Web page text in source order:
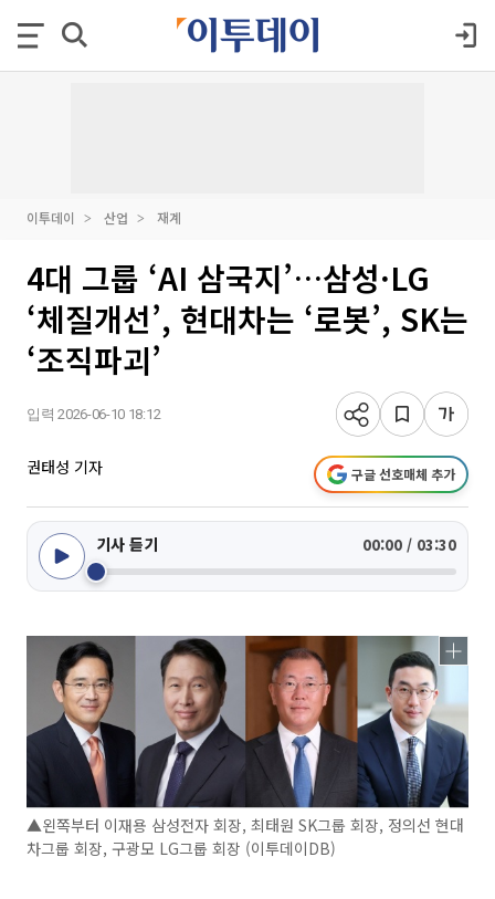
이투데이 산업 재계
4대 그룹 ‘AI 삼국지’…삼성·LG
‘체질개선’, 현대차는 ‘로봇’, SK는
‘조직파괴’
입력 2026-06-10 18:12
권태성 기자 구글 선호매체 추가
기사 듣기 00:00 / 03:30
▲왼쪽부터 이재용 삼성전자 회장, 최태원 SK그룹 회장, 정의선 현대
차그룹 회장, 구광모 LG그룹 회장 (이투데이DB)